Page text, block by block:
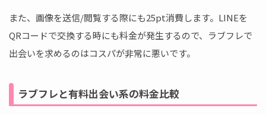
また、画像を送信/閲覧する際にも25pt消費します。LINEを
QRコードで交換する時にも料金が発生するので、ラブフレで
出会いを求めるのはコスパが非常に悪いです。
ラブフレと有料出会い系の料金比較